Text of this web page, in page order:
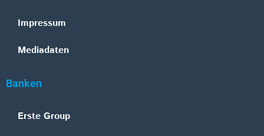
Impressum
Mediadaten
Banken
Erste Group